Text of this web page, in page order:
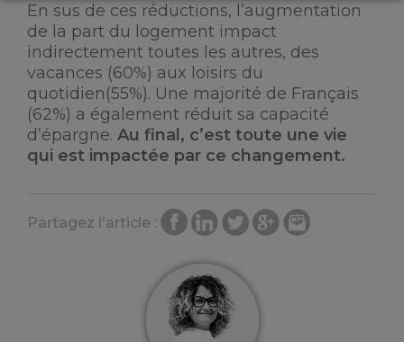
En sus de ces réductions, l’augmentation
de la part du logement impact
indirectement toutes les autres, des
vacances (60%) aux loisirs du
quotidien(55%). Une majorité de Français
(62%) a également réduit sa capacité
d’épargne. Au final, c’est toute une vie
qui est impactée par ce changement.
Partagez l'article :